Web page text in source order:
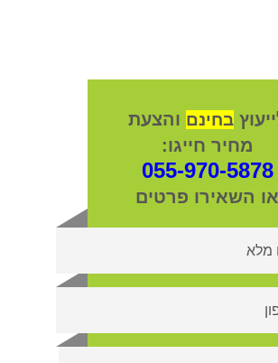
בחינם והצעת
מחיר חייגו:
055-970-5878
או השאירו פרטים